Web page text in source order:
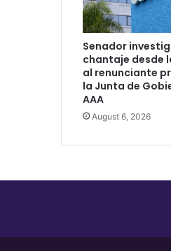
Senador
chantaje desde
al renunciante
la Junta de
AAA
August 6, 2026